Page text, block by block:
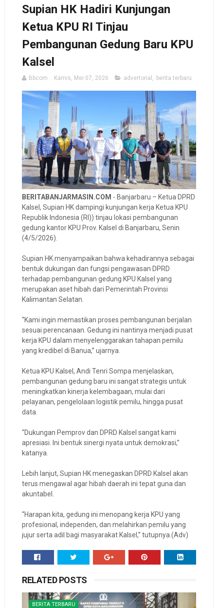
Supian HK Hadiri Kunjungan
Ketua KPU RI Tinjau
Pembangunan Gedung Baru KPU
Kalsel
Bbcom Kamis, Mei 07, 2026 advertorial , berita terbaru
BERITABANJARMASIN.COM - Banjarbaru – Ketua DPRD
Kalsel, Supian HK dampingi kunjungan kerja Ketua KPU
Republik Indonesia (RI)) tinjau lokasi pembangunan
gedung kantor KPU Prov. Kalsel di Banjarbaru, Senin
(4/5/2026).
Supian HK menyampaikan bahwa kehadirannya sebagai
bentuk dukungan dan fungsi pengawasan DPRD
terhadap pembangunan gedung KPU Kalsel yang
merupakan aset hibah dari Pemerintah Provinsi
Kalimantan Selatan.
“Kami ingin memastikan proses pembangunan berjalan
sesuai perencanaan. Gedung ini nantinya menjadi pusat
kerja KPU dalam menyelenggarakan tahapan pemilu
yang kredibel di Banua,” ujarnya.
Ketua KPU Kalsel, Andi Tenri Sompa menjelaskan,
pembangunan gedung baru ini sangat strategis untuk
meningkatkan kinerja kelembagaan, mulai dari
pelayanan, pengelolaan logistik pemilu, hingga pusat
data.
“Dukungan Pemprov dan DPRD Kalsel sangat kami
apresiasi. Ini bentuk sinergi nyata untuk demokrasi,”
katanya.
Lebih lanjut, Supian HK menegaskan DPRD Kalsel akan
terus mengawal agar hibah daerah ini tepat guna dan
akuntabel.
“Harapan kita, gedung ini menopang kerja KPU yang
profesional, independen, dan melahirkan pemilu yang
jujur serta adil bagi masyarakat Kalsel,” tutupnya.(Adv)
RELATED POSTS
BERITA TERBARU